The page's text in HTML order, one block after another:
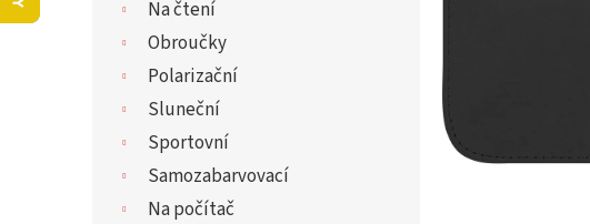
Na čtení
Obroučky
Polarizační
Sluneční
Sportovní
Samozabarvovací
Na počítač